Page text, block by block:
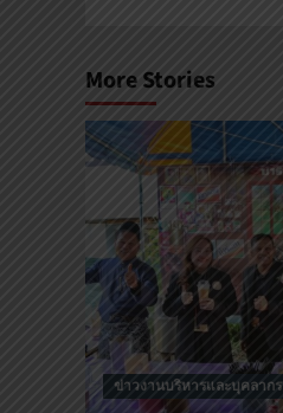
More Stories
ข่าวงานบริหารและบุคลากร